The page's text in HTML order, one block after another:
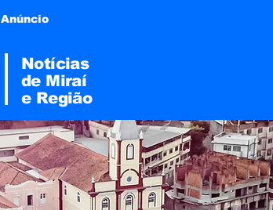
Anúncio
Notícias
de Miraí
e Região